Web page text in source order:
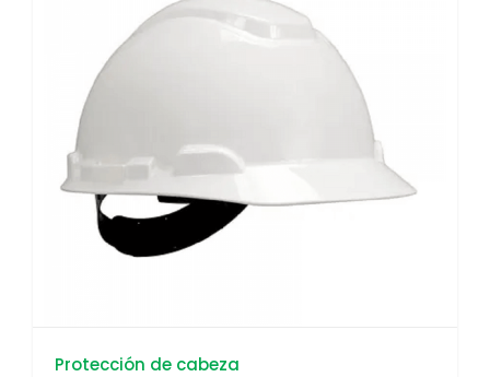
Protección de cabeza